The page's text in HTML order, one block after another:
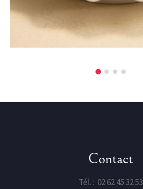
Plat 8
Contact
Tél. : 02 62 45 32 53